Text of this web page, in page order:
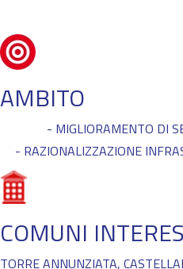
AMBITO
- MIGLIORAMENTO DI
- RAZIONALIZZAZIONE
COMUNI
TORRE ANNUNZIATA,